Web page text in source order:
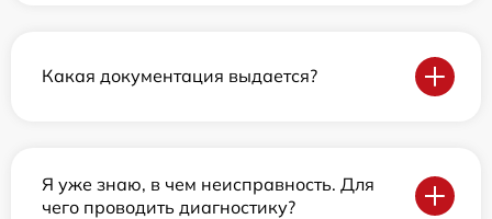
Какая документация выдается?
Я уже знаю, в чем неисправность. Для
чего проводить диагностику?